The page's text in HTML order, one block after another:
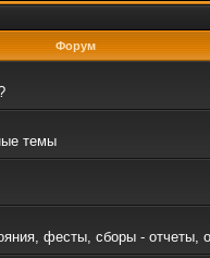
Форум
темы
фесты, сборы - отчеты,